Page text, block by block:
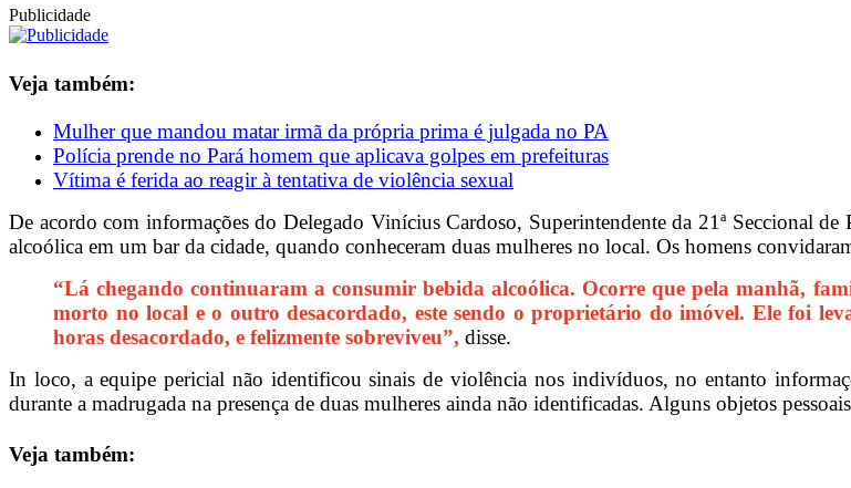
Publicidade
Veja também:
Mulher que mandou matar irmã da própria prima é julgada no PA
Polícia prende no Pará homem que aplicava golpes em prefeituras
Vítima é ferida ao reagir à tentativa de violência sexual
De acordo com informações do Delegado Vinícius Cardoso, Superintendente da 21ª Seccional
alcoólica em um bar da cidade, quando conheceram duas mulheres no local. Os homens
“Lá chegando continuaram a consumir bebida alcoólica. Ocorre que pela manhã,
morto no local e o outro desacordado, este sendo o proprietário do imóvel. Ele foi
horas desacordado, e felizmente sobreviveu”, disse.
In loco, a equipe pericial não identificou sinais de violência nos indivíduos, no entanto
durante a madrugada na presença de duas mulheres ainda não identificadas. Alguns objetos
Veja também: